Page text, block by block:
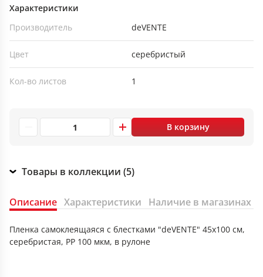
Характеристики
Производитель
deVENTE
Цвет серебристый
Кол-во листов 1
В корзину
Товары в коллекции (5)
Описание Характеристики Наличие в магазинах
Пленка самоклеящаяся с блестками "deVENTE" 45x100 см,
серебристая, PP 100 мкм, в рулоне